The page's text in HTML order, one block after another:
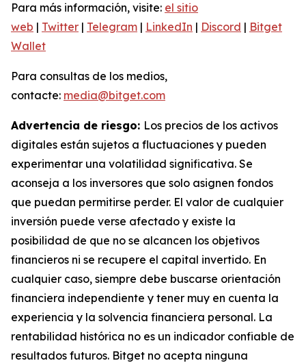
Para más información, visite: el sitio
web | Twitter | Telegram | LinkedIn | Discord | Bitget
Wallet
Para consultas de los medios,
contacte: media@bitget.com
Advertencia de riesgo: Los precios de los activos
digitales están sujetos a fluctuaciones y pueden
experimentar una volatilidad significativa. Se
aconseja a los inversores que solo asignen fondos
que puedan permitirse perder. El valor de cualquier
inversión puede verse afectado y existe la
posibilidad de que no se alcancen los objetivos
financieros ni se recupere el capital invertido. En
cualquier caso, siempre debe buscarse orientación
financiera independiente y tener muy en cuenta la
experiencia y la solvencia financiera personal. La
rentabilidad histórica no es un indicador confiable de
resultados futuros. Bitget no acepta ninguna